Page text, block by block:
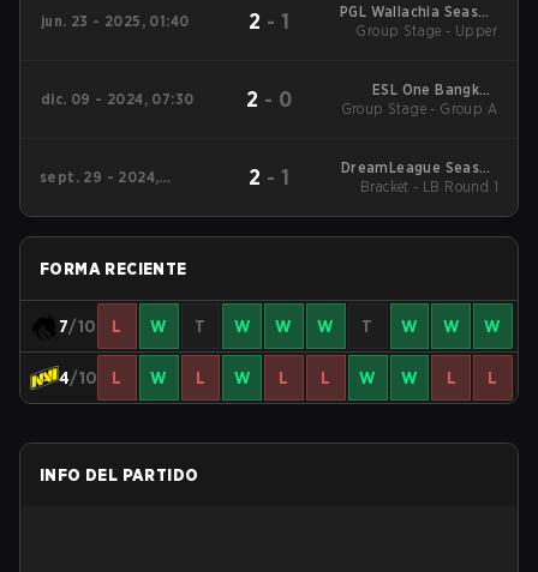
jun. 23 - 2025, 01:40 2 - 1
PGL Wallachia Season
5
Group Stage - Upper
dic. 09 - 2024, 07:30 2 - 0
ESL One Bangkok
2024 Main
Group Stage - Group A
sept. 29 - 2024,
2 - 1
DreamLeague Season
24: Eastern Europe
Bracket - LB Round 1
FORMA RECIENTE
7/10 L W T W W W T W W W
4/10 L W L W L L W W L L
INFO DEL PARTIDO